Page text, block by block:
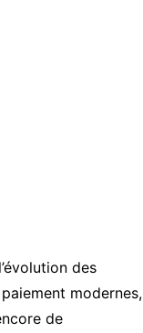
des
modernes,
de